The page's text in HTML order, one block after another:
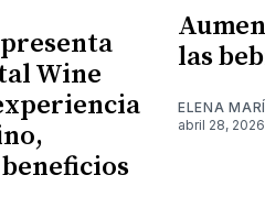
Wine
las
ELENA
abril 28, 2026